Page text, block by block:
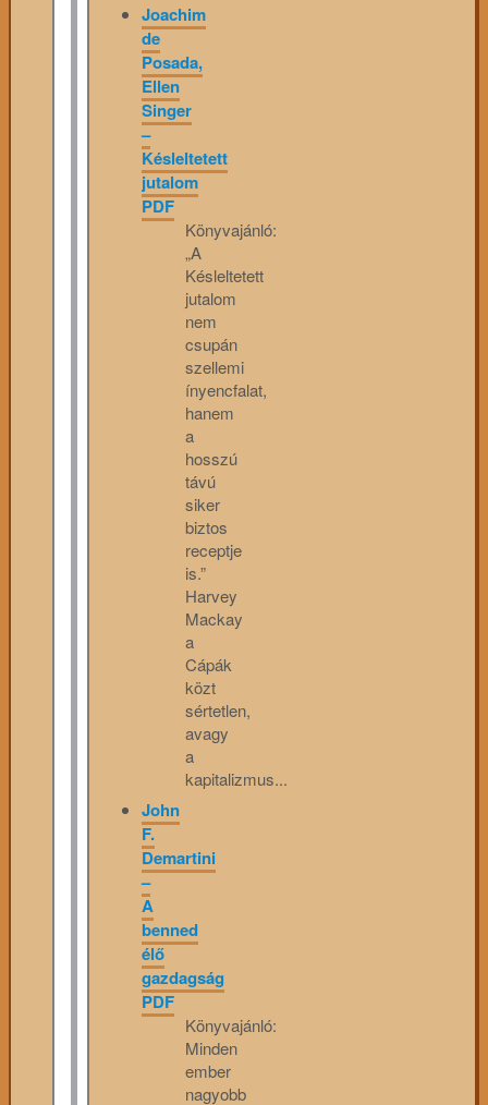
Joachim
de
Posada,
Ellen
Singer
–
Késleltetett
jutalom
PDF
Könyvajánló:
„A
Késleltetett
jutalom
nem
csupán
szellemi
ínyencfalat,
hanem
a
hosszú
távú
siker
biztos
receptje
is.”
Harvey
Mackay
a
Cápák
közt
sértetlen,
avagy
a
kapitalizmus...
John
F.
Demartini
–
A
benned
élő
gazdagság
PDF
Könyvajánló:
Minden
ember
nagyobb